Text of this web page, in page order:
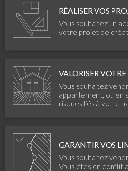
RÉALISER VOS
Vous souhaitez un
votre projet de
VALORISER
Vous souhaitez
appartement, ou en
risques liés à votre
GARANTIR VOS
Vous souhaitez
Vous êtes en conflit